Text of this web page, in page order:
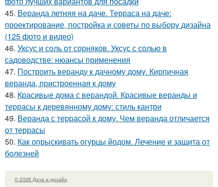
45. Веранда летняя на даче. Терраса на даче:
проектирование, постройка и советы по выбору дизайна
(125 фото и видео)
46. Уксус и соль от сорняков. Уксус с солью в
садоводстве: нюансы применения
47. Построить веранду к дачному дому. Кирпичная
веранда, пристроенная к дому
48. Красивые дома с верандой. Красивые веранды и
террасы к деревянному дому: стиль кантри
49. Веранда с террасой к дому. Чем веранда отличается
от террасы
50. Как опрыскивать огурцы йодом. Лечение и защита от
болезней
© 2026 Дача и дизайн